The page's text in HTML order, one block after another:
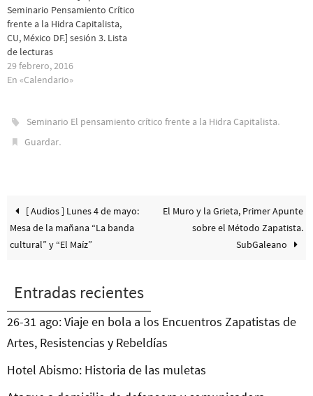
Seminario Pensamiento Crítico
frente a la Hidra Capitalista,
CU, México DF.] sesión 3. Lista
de lecturas
29 febrero, 2016
En «Calendario»
Seminario El pensamiento crítico frente a la Hidra Capitalista.
Guardar.
[ Audios ] Lunes 4 de mayo:
Mesa de la mañana “La banda
cultural” y “El Maíz”
El Muro y la Grieta, Primer Apunte
sobre el Método Zapatista.
SubGaleano
Entradas recientes
26-31 ago: Viaje en bola a los Encuentros Zapatistas de
Artes, Resistencias y Rebeldías
Hotel Abismo: Historia de las muletas